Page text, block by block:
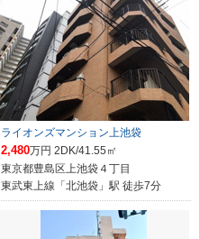
ライオンズマンション上池袋
2,480万円 2DK/41.55㎡
東京都豊島区上池袋４丁目
東武東上線「北池袋」駅 徒歩7分